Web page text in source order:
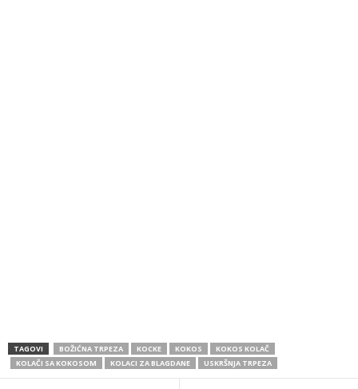
TAGOVI BOŽIĆNA TRPEZA KOCKE KOKOS
KOKOS KOLAČ
KOLAČI SA KOKOSOM
KOLACI ZA BLAGDANE USKRŠNJA TRPEZA